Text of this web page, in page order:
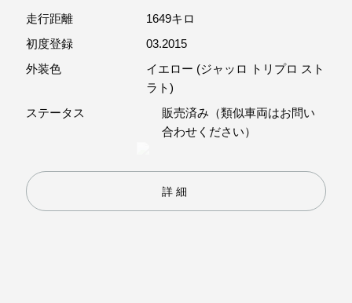
走行距離
1649キロ
初度登録
03.2015
外装色
イエロー (ジャッロ トリプロ スト
ラト)
ステータス
販売済み（類似車両はお問い
合わせください）
詳細